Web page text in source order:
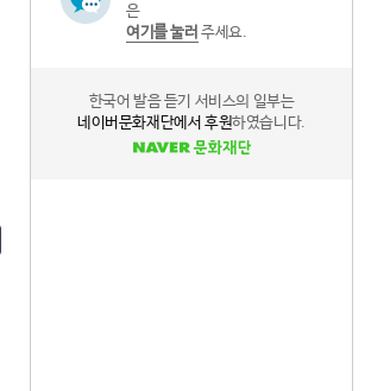
은
여기를 눌러 주세요.
한국어 발음 듣기 서비스의 일부는
네이버문화재단에서 후원하였습니다.